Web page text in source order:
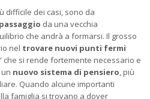
difficile dei casi, sono da
da una vecchia
che andrà a formarsi. Il grosso
nel trovare nuovi punti fermi
che si rende fortemente necessario e
nuovo sistema di pensiero, più
Quando alcune importanti
famiglia si trovano a dover